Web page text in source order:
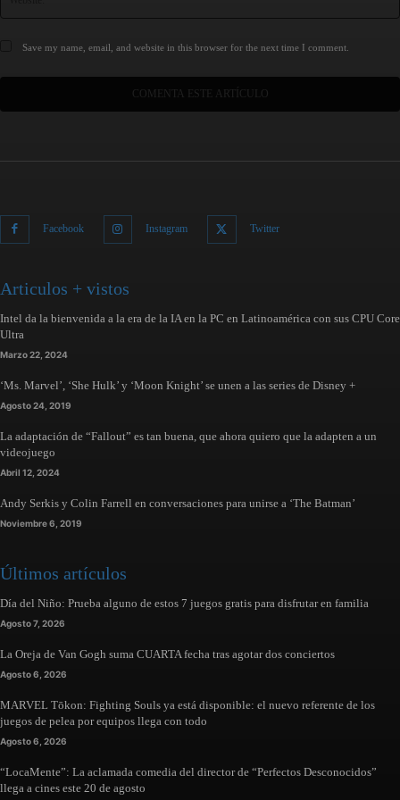
Save my name, email, and website in this browser for the next time I comment.
Facebook Instagram Twitter
Articulos + vistos
Intel da la bienvenida a la era de la IA en la PC en Latinoamérica con sus CPU Core
Ultra
Marzo 22, 2024
‘Ms. Marvel’, ‘She Hulk’ y ‘Moon Knight’ se unen a las series de Disney +
Agosto 24, 2019
La adaptación de “Fallout” es tan buena, que ahora quiero que la adapten a un
videojuego
Abril 12, 2024
Andy Serkis y Colin Farrell en conversaciones para unirse a ‘The Batman’
Noviembre 6, 2019
Últimos artículos
Día del Niño: Prueba alguno de estos 7 juegos gratis para disfrutar en familia
Agosto 7, 2026
La Oreja de Van Gogh suma CUARTA fecha tras agotar dos conciertos
Agosto 6, 2026
MARVEL Tōkon: Fighting Souls ya está disponible: el nuevo referente de los
juegos de pelea por equipos llega con todo
Agosto 6, 2026
“LocaMente”: La aclamada comedia del director de “Perfectos Desconocidos”
llega a cines este 20 de agosto